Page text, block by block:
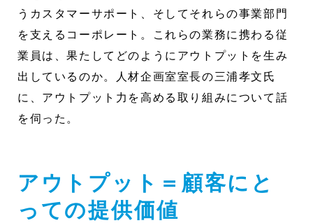
うカスタマーサポート、そしてそれらの事業部門
を支えるコーポレート。これらの業務に携わる従
業員は、果たしてどのようにアウトプットを生み
出しているのか。人材企画室室長の三浦孝文氏
に、アウトプット力を高める取り組みについて話
を伺った。
アウトプット＝顧客にと
っての提供価値